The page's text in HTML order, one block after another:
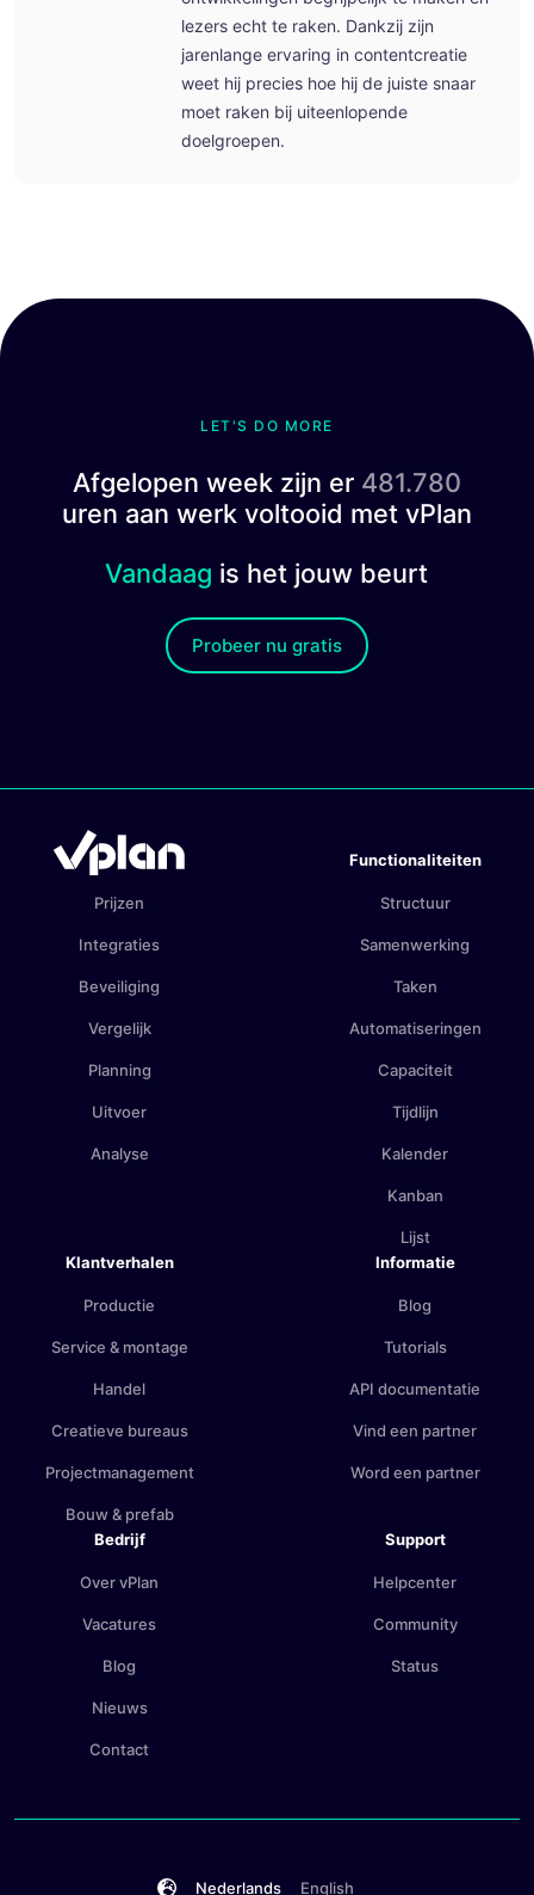
lezers echt te raken. Dankzij zijn
jarenlange ervaring in contentcreatie
weet hij precies hoe hij de juiste snaar
moet raken bij uiteenlopende
doelgroepen.
LET'S DO MORE
Afgelopen week zijn er 481.780
uren aan werk voltooid met vPlan
Vandaag is het jouw beurt
Probeer nu gratis
Prijzen
Integraties
Beveiliging
Vergelijk
Planning
Uitvoer
Analyse
Functionaliteiten
Structuur
Samenwerking
Taken
Automatiseringen
Capaciteit
Tijdlijn
Kalender
Kanban
Lijst
Klantverhalen
Productie
Service & montage
Handel
Creatieve bureaus
Projectmanagement
Bouw & prefab
Informatie
Blog
Tutorials
API documentatie
Vind een partner
Word een partner
Bedrijf
Over vPlan
Vacatures
Blog
Nieuws
Contact
Support
Helpcenter
Community
Status
Nederlands English